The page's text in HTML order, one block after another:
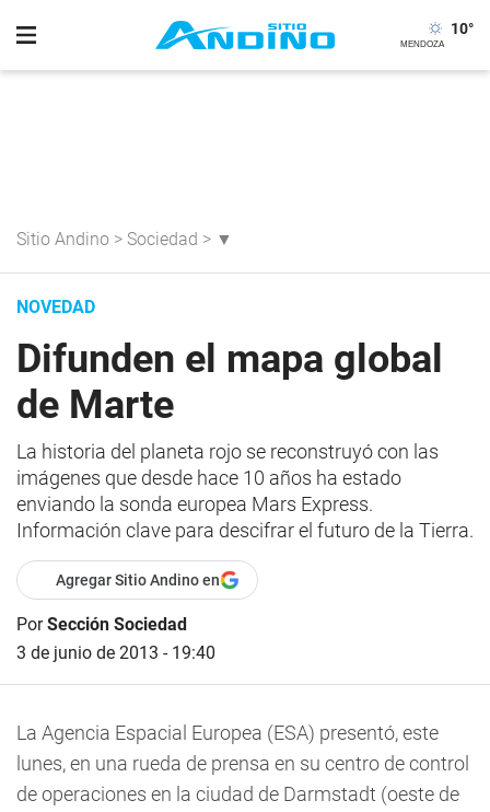
10°
Sitio Andino > Sociedad > ▼
NOVEDAD
Difunden el mapa global
de Marte
La historia del planeta rojo se reconstruyó con las
imágenes que desde hace 10 años ha estado
enviando la sonda europea Mars Express.
Información clave para descifrar el futuro de la Tierra.
Agregar Sitio Andino en
PorSección Sociedad
3 de junio de 2013 - 19:40
La Agencia Espacial Europea (ESA) presentó, este
lunes, en una rueda de prensa en su centro de control
de operaciones en la ciudad de Darmstadt (oeste de